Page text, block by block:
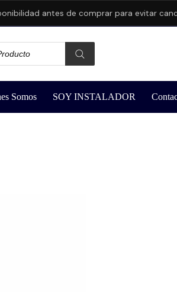
antes de comprar para evitar
Somos SOY INSTALADOR